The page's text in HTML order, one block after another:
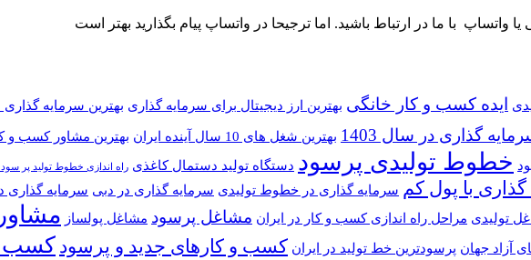
با ما در ارتباط باشید. اما ترجیحا در واتساپ پیام بگذارید بهتر است
ایده کسب و کار خانگی بهترین ارز دیجیتال برای سرمایه گذاری بهترین سرمایه گذاری 1403
گذاری در سال 1403 بهترین شغل های 10 سال آینده ایران بهترین مشاور کسب و
خطوط تولیدی پرسود دستگاه تولید دستمال کاغذی راه اندازی خطوط تولید پر سود
با پول کم سرمایه گذاری در خطوط تولیدی سرمایه گذاری در دبی سرمایه گذاری
تولیدی مراحل راه اندازی کسب و کار در ایران مشاغل پرسود مشاغل پولساز
آزاد جهان پرسودترین خط تولید در ایران کسب و کارهای جدید و پرسود کسب